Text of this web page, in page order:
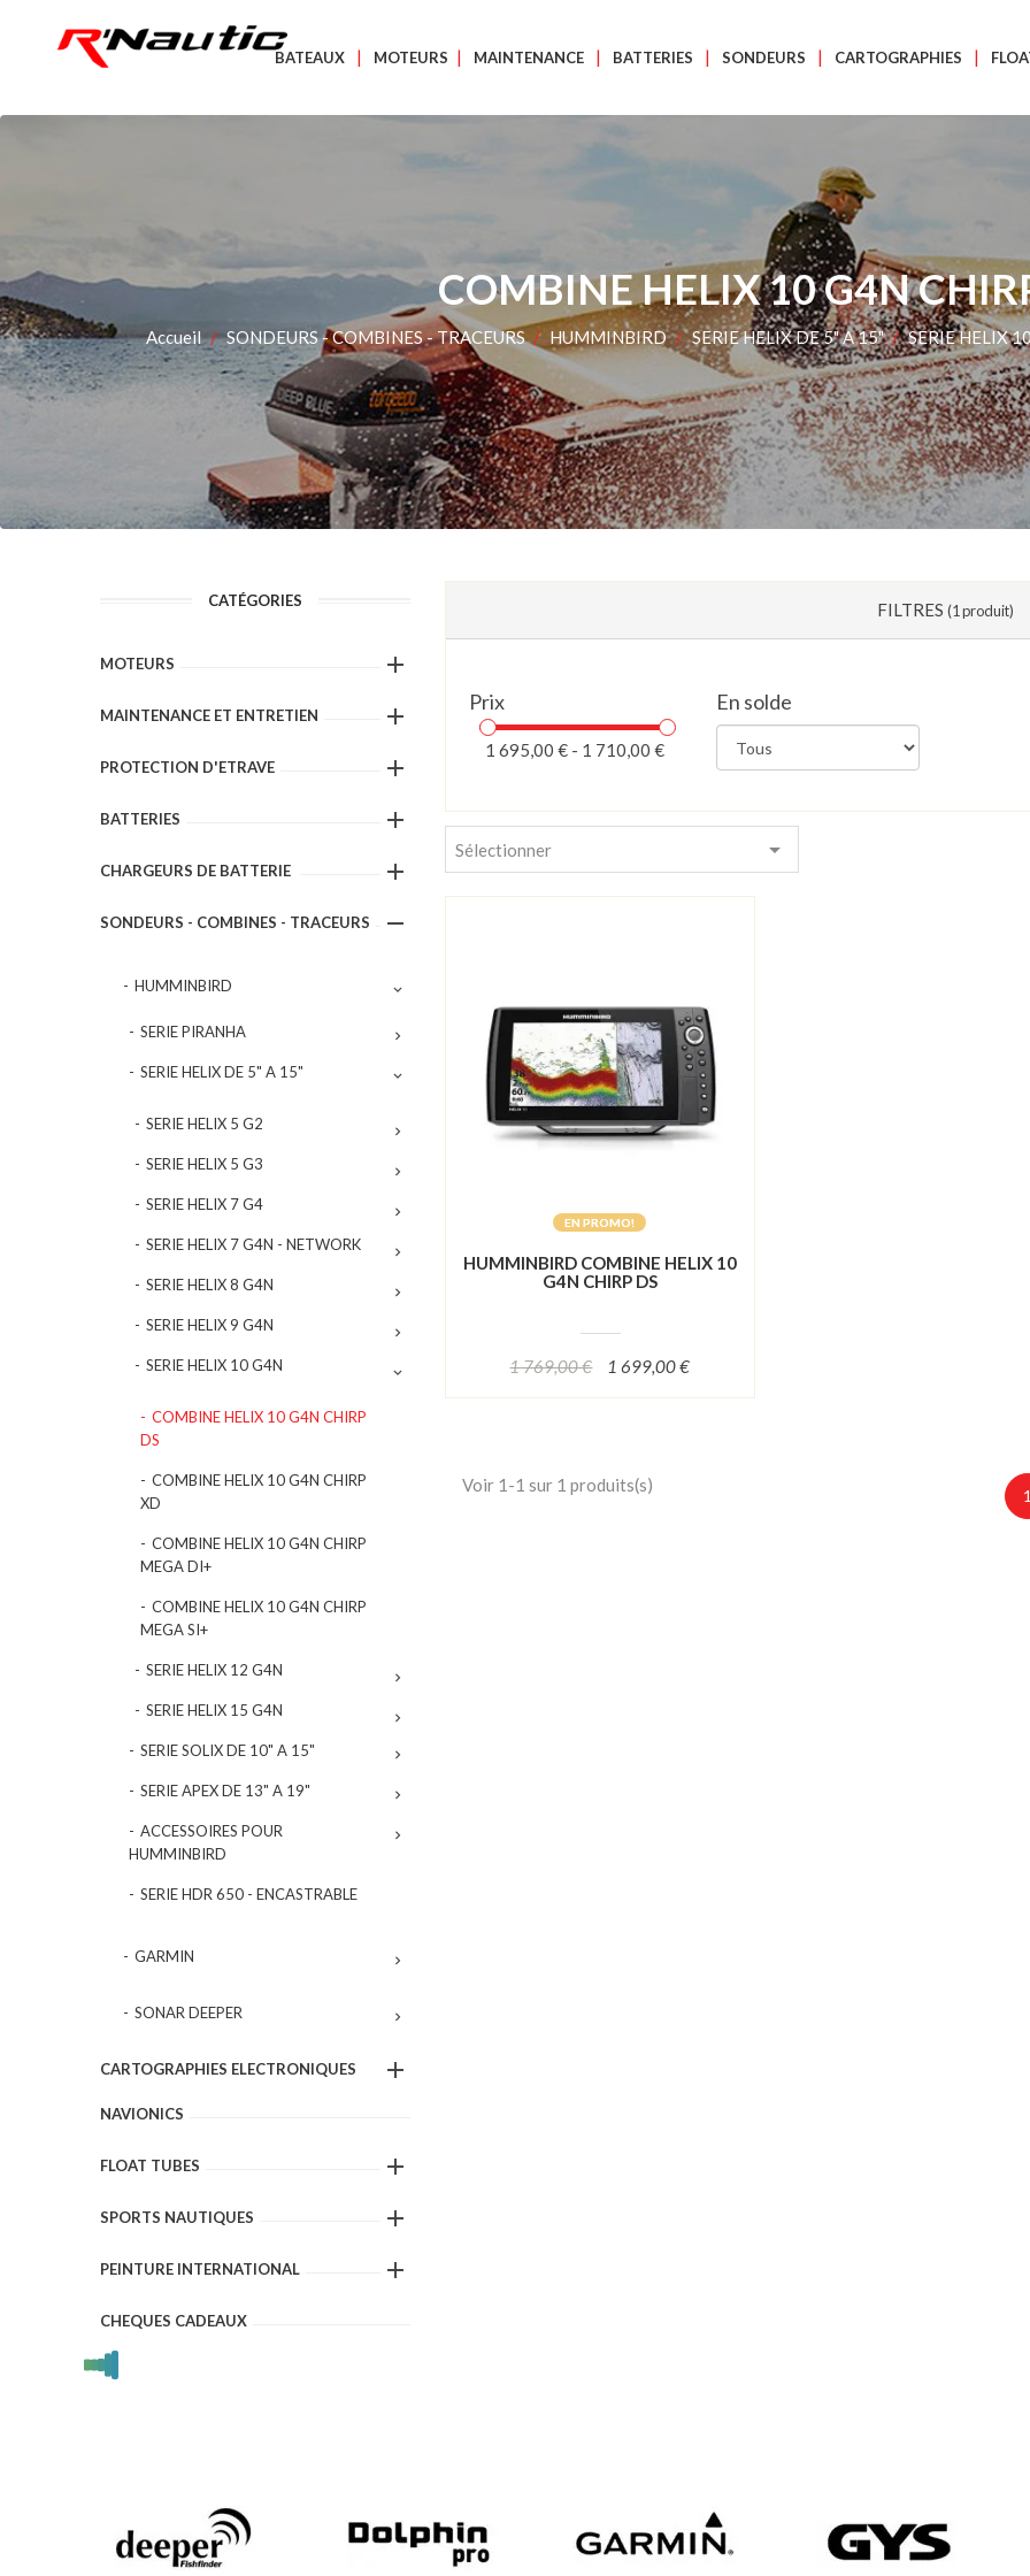
BATEAUX MOTEURS MAINTENANCE BATTERIES SONDEURS CARTOGRAPHIES
COMBINE HELIX 10 G4N
Accueil SONDEURS - COMBINES - TRACEURS HUMMINBIRD SERIE HELIX DE 5" A 15" SERIE HELIX
CATÉGORIES
MOTEURS 
MAINTENANCE ET ENTRETIEN 
PROTECTION D'ETRAVE 
BATTERIES 
CHARGEURS DE BATTERIE 
SONDEURS - COMBINES - TRACEURS 
HUMMINBIRD 
SERIE PIRANHA 
SERIE HELIX DE 5" A 15" 
SERIE HELIX 5 G2 
SERIE HELIX 5 G3 
SERIE HELIX 7 G4 
SERIE HELIX 7 G4N - NETWORK 
SERIE HELIX 8 G4N 
SERIE HELIX 9 G4N 
SERIE HELIX 10 G4N 
COMBINE HELIX 10 G4N CHIRP
DS
COMBINE HELIX 10 G4N CHIRP
XD
COMBINE HELIX 10 G4N CHIRP
MEGA DI+
COMBINE HELIX 10 G4N CHIRP
MEGA SI+
SERIE HELIX 12 G4N 
SERIE HELIX 15 G4N 
SERIE SOLIX DE 10" A 15" 
SERIE APEX DE 13" A 19" 
ACCESSOIRES POUR
HUMMINBIRD

SERIE HDR 650 - ENCASTRABLE
GARMIN 
SONAR DEEPER 
CARTOGRAPHIES ELECTRONIQUES
NAVIONICS

FLOAT TUBES 
SPORTS NAUTIQUES 
PEINTURE INTERNATIONAL 
CHEQUES CADEAUX
FILTRES (1 produit)
Prix
1 695,00 € - 1 710,00 €
En solde
Sélectionner 
EN PROMO!
HUMMINBIRD COMBINE HELIX 10
G4N CHIRP DS
1 769,00 € 1 699,00 €
Voir 1-1 sur 1 produits(s)